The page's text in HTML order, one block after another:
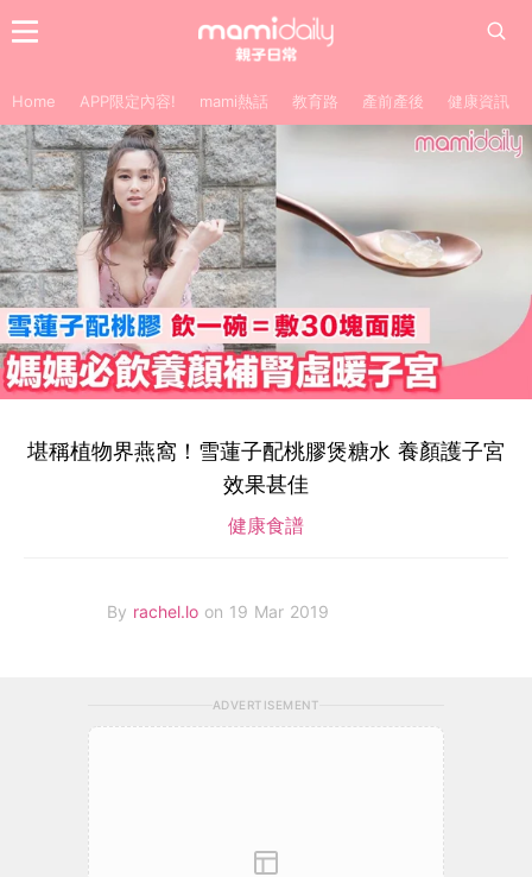
Home APP限定內容! mami熱話 教育路 產前產後 健康資訊
堪稱植物界燕窩！雪蓮子配桃膠煲糖水 養顏護子宮
效果甚佳
健康食譜
By rachel.lo on 19 Mar 2019
ADVERTISEMENT